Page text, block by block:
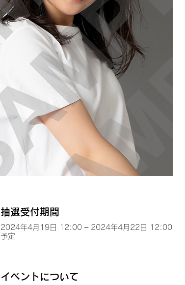
抽選受付期間
2024年4月19日 12:00 – 2024年4月22日 12:00
予定
イベントについて